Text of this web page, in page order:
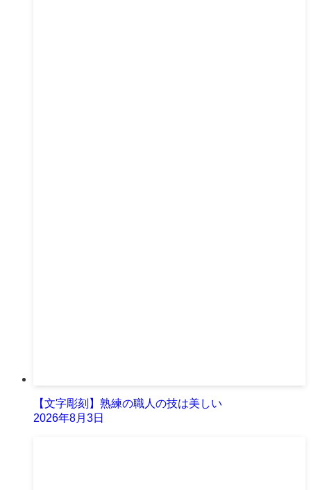
【文字彫刻】熟練の職人の技は美しい
2026年8月3日